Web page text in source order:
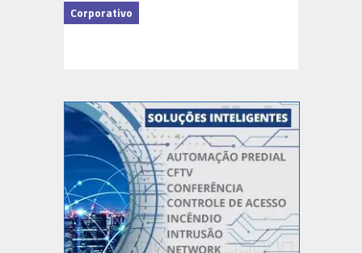
Corporativo